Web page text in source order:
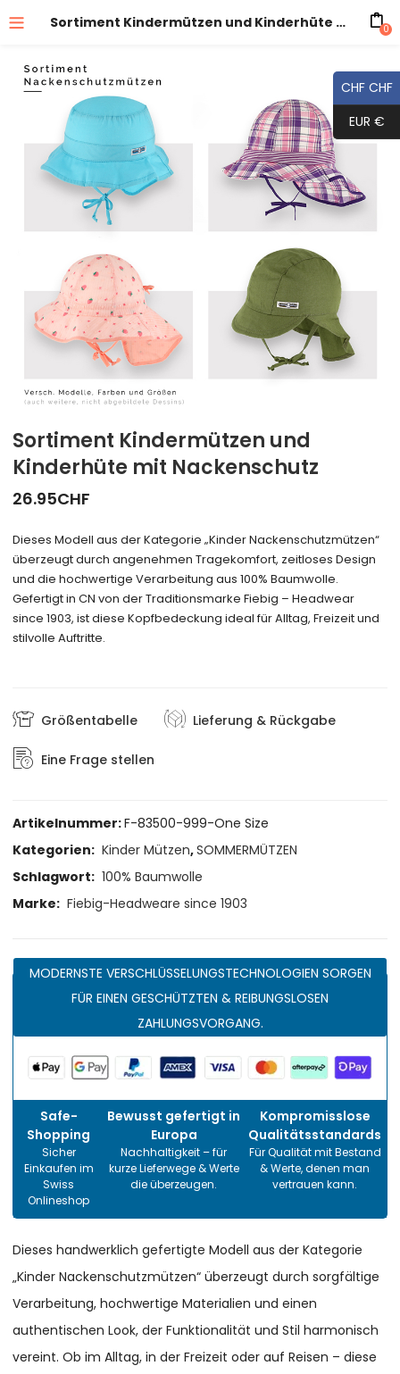
Sortiment Kindermützen und Kinderhüte mit Nackenschutz 0
Sortiment Kindermützen und
Kinderhüte mit Nackenschutz
26.95CHF
Dieses Modell aus der Kategorie „Kinder Nackenschutzmützen“
überzeugt durch angenehmen Tragekomfort, zeitloses Design
und die hochwertige Verarbeitung aus 100% Baumwolle.
Gefertigt in CN von der Traditionsmarke Fiebig – Headwear
since 1903, ist diese Kopfbedeckung ideal für Alltag, Freizeit und
stilvolle Auftritte.
Größentabelle Lieferung & Rückgabe
Eine Frage stellen
Artikelnummer:F-83500-999-One Size
Kategorien: Kinder Mützen,SOMMERMÜTZEN
Schlagwort: 100% Baumwolle
Marke: Fiebig-Headweare since 1903
MODERNSTE VERSCHLÜSSELUNGSTECHNOLOGIEN SORGEN
FÜR EINEN GESCHÜTZTEN & REIBUNGSLOSEN
ZAHLUNGSVORGANG.
Safe-
Shopping
Sicher
Einkaufen im
Swiss
Onlineshop
Bewusst gefertigt in
Europa
Nachhaltigkeit – für
kurze Lieferwege & Werte
die überzeugen.
Kompromisslose
Qualitätsstandards
Für Qualität mit Bestand
& Werte, denen man
vertrauen kann.
Dieses handwerklich gefertigte Modell aus der Kategorie
„Kinder Nackenschutzmützen“ überzeugt durch sorgfältige
Verarbeitung, hochwertige Materialien und einen
authentischen Look, der Funktionalität und Stil harmonisch
vereint. Ob im Alltag, in der Freizeit oder auf Reisen – diese
CHF CHF
EUR €